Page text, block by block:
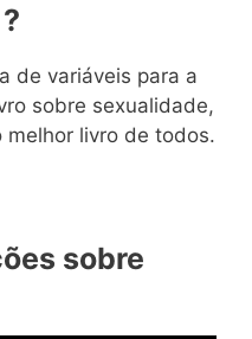
de variáveis para a
sobre sexualidade,
melhor livro de todos.
sobre